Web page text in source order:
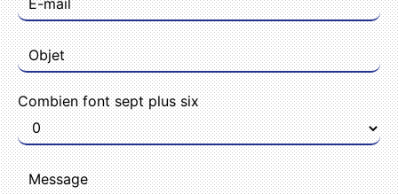
Combien font sept plus six